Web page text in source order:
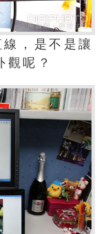
，是不是讓
呢？